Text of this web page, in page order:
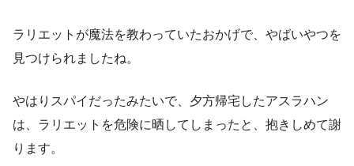
ラリエットが魔法を教わっていたおかげで、やばいやつを
見つけられましたね。
やはりスパイだったみたいで、夕方帰宅したアスラハン
は、ラリエットを危険に晒してしまったと、抱きしめて謝
ります。